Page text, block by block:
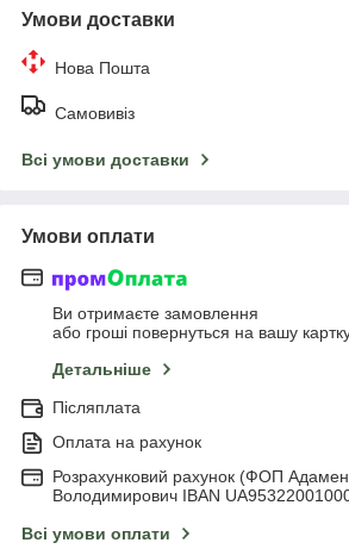
Умови доставки
Нова Пошта
Самовивіз
Всі умови доставки
Умови оплати
Ви отримаєте замовлення
або гроші повернуться на вашу
Детальніше
Післяплата
Оплата на рахунок
Розрахунковий рахунок (ФОП
Володимирович IBAN
Всі умови оплати